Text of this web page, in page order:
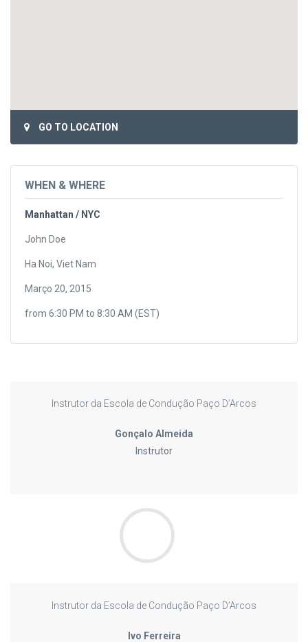
GO TO LOCATION
WHEN & WHERE
Manhattan / NYC
John Doe
Ha Noi, Viet Nam
Março 20, 2015
from 6:30 PM to 8:30 AM (EST)
Instrutor da Escola de Condução Paço D’Arcos
Gonçalo Almeida
Instrutor
Instrutor da Escola de Condução Paço D’Arcos
Ivo Ferreira